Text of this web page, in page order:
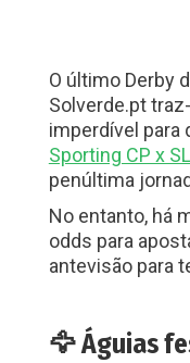
O último Derby
Solverde.pt
imperdível para
Sporting CP x
penúltima
No entanto, há
odds para
antevisão para
🦅 Águias